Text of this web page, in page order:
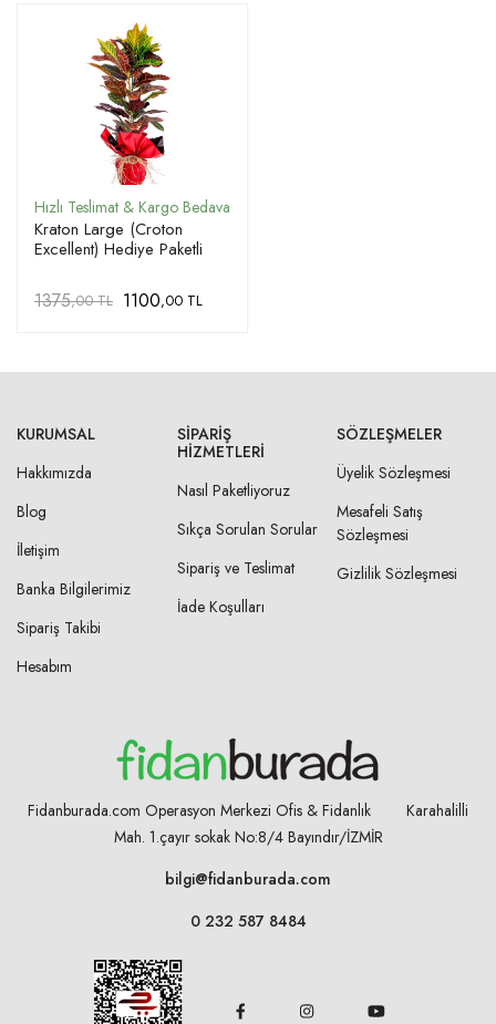
Kraton Large (Croton
Excellent) Hediye Paketli
1375,00 TL 1100,00 TL
KURUMSAL
Hakkımızda
Blog
İletişim
Banka Bilgilerimiz
Sipariş Takibi
Hesabım
SIPARIŞ
HIZMETLERI
Nasıl Paketliyoruz
Sıkça Sorulan Sorular
Sipariş ve Teslimat
İade Koşulları
SÖZLEŞMELER
Üyelik Sözleşmesi
Mesafeli Satış
Sözleşmesi
Gizlilik Sözleşmesi
Fidanburada.com Operasyon Merkezi Ofis & Fidanlık Karahalilli
Mah. 1.çayır sokak No:8/4 Bayındır/İZMİR
bilgi@fidanburada.com
0 232 587 8484